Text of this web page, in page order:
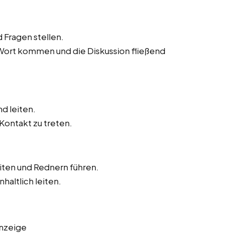
Fragen stellen.
kommen und die Diskussion fließend
leiten.
zu treten.
und Rednern führen.
leiten.